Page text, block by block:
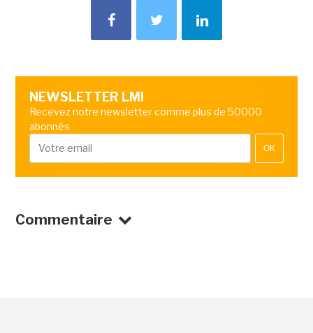
NEWSLETTER LMI
Recevez notre newsletter comme plus de 50000
abonnés
OK
Commentaire